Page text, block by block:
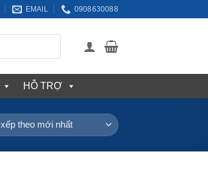
EMAIL 0908630088
HỖ TRỢ